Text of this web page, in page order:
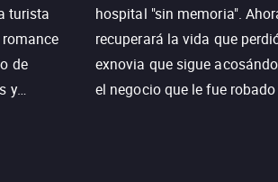
turista
de
y
hospital "sin memoria".
recuperará la vida que
exnovia que sigue
el negocio que le fue